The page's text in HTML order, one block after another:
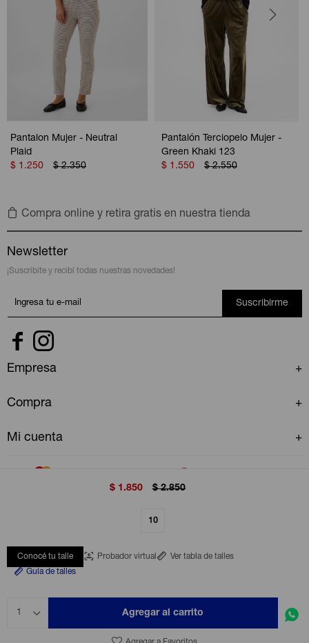
$ 1.850 $ 2.850
10
Conocé tu talle Probador virtual
Ver tabla de talles
Guía de talles
1 Agregar al carrito
Pantalon Mujer - Neutral
Plaid
$ 1.250 $ 2.350
Pantalón Terciopelo Mujer -
Green Khaki 123
$ 1.550 $ 2.550
Compra online y retira gratis en nuestra tienda
Newsletter
¡Suscribite y recibí todas nuestras novedades!
Suscribirme
 
Empresa
Compra
Mi cuenta
Fenicio